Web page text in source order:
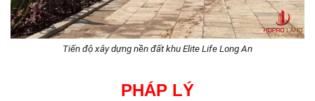
Tiến độ xây dựng nền đất khu Elite Life Long An
PHÁP LÝ